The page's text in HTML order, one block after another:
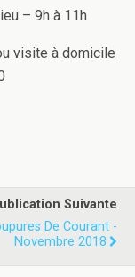
– 9h à 11h
visite à domicile
Suivante
De Courant -
Novembre 2018